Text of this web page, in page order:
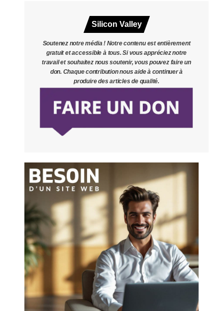
Silicon Valley
Soutenez notre média ! Notre contenu est entièrement
gratuit et accessible à tous. Si vous appréciez notre
travail et souhaitez nous soutenir, vous pouvez faire un
don. Chaque contribution nous aide à continuer à
produire des articles de qualité.